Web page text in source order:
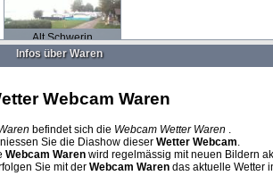
Alt Schwerin
Andermatt Palma De Mallorca
Infos über Waren
Webcam Waren
befindet sich die Webcam Wetter Waren .
Sie die Diashow dieser Wetter Webcam.
Webcam Waren wird regelmässig mit neuen Bildern
Sie mit der Webcam Waren das aktuelle Wetter